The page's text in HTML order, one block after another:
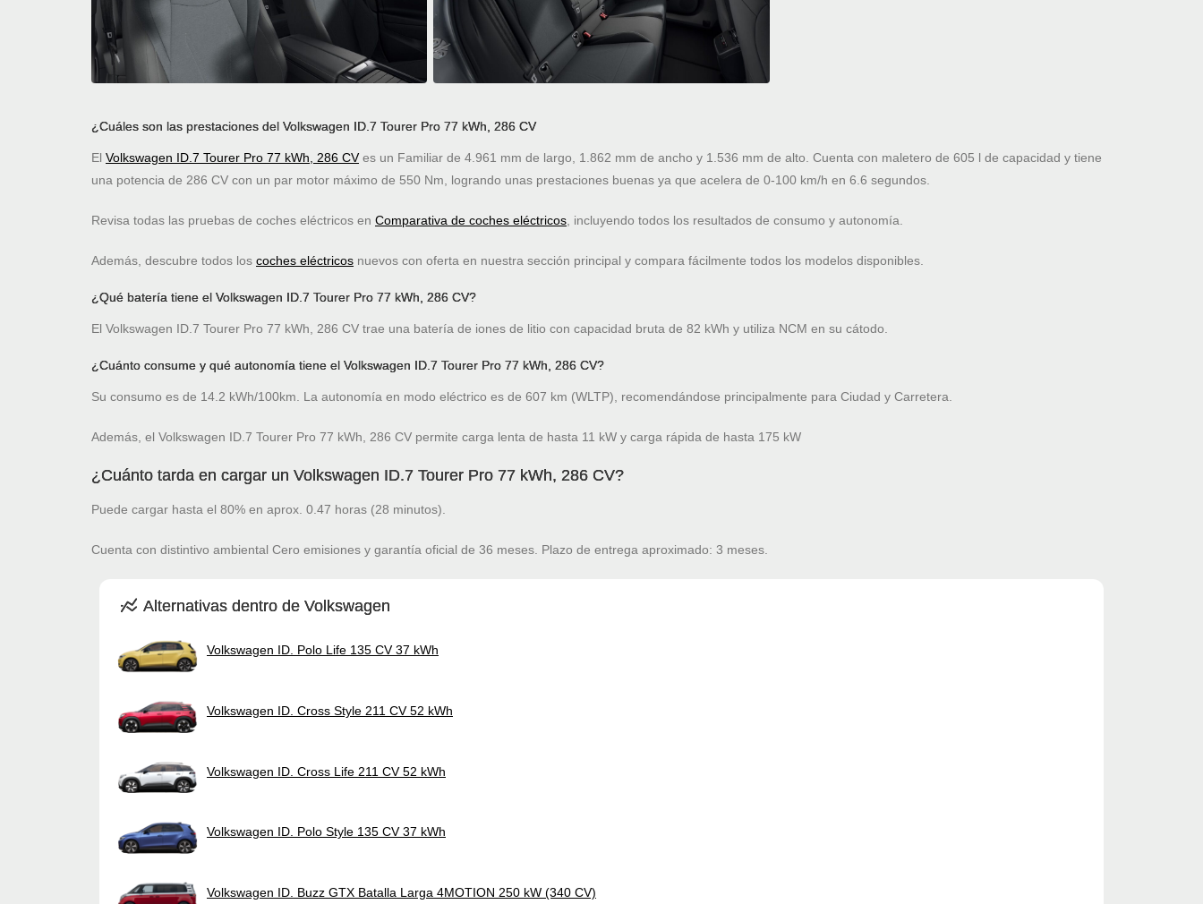
¿Cuáles son las prestaciones del Volkswagen ID.7 Tourer Pro 77 kWh, 286 CV
El Volkswagen ID.7 Tourer Pro 77 kWh, 286 CVes un Familiar de 4.961 mm de largo, 1.862 mm de ancho y 1.536 mm de alto. Cuenta con maletero de 605 l de capacidad y tiene
una potencia de 286 CV con un par motor máximo de 550 Nm, logrando unas prestaciones buenas ya que acelera de 0-100 km/h en 6.6 segundos.
Revisa todas las pruebas de coches eléctricos en Comparativa de coches eléctricos, incluyendo todos los resultados de consumo y autonomía.
Además, descubre todos los coches eléctricos nuevos con oferta en nuestra sección principal y compara fácilmente todos los modelos disponibles.
¿Qué batería tiene el Volkswagen ID.7 Tourer Pro 77 kWh, 286 CV?
El Volkswagen ID.7 Tourer Pro 77 kWh, 286 CV trae una batería de iones de litio con capacidad bruta de 82 kWh y utiliza NCM en su cátodo.
¿Cuánto consume y qué autonomía tiene el Volkswagen ID.7 Tourer Pro 77 kWh, 286 CV?
Su consumo es de 14.2 kWh/100km. La autonomía en modo eléctrico es de 607 km (WLTP), recomendándose principalmente para Ciudad y Carretera.
Además, el Volkswagen ID.7 Tourer Pro 77 kWh, 286 CV permite carga lenta de hasta 11 kW y carga rápida de hasta 175 kW
¿Cuánto tarda en cargar un Volkswagen ID.7 Tourer Pro 77 kWh, 286 CV?
Puede cargar hasta el 80% en aprox. 0.47 horas (28 minutos).
Cuenta con distintivo ambiental Cero emisiones y garantía oficial de 36 meses. Plazo de entrega aproximado: 3 meses.
Alternativas dentro de Volkswagen
Volkswagen ID. Polo Life 135 CV 37 kWh
Volkswagen ID. Cross Style 211 CV 52 kWh
Volkswagen ID. Cross Life 211 CV 52 kWh
Volkswagen ID. Polo Style 135 CV 37 kWh
Volkswagen ID. Buzz GTX Batalla Larga 4MOTION 250 kW (340 CV)